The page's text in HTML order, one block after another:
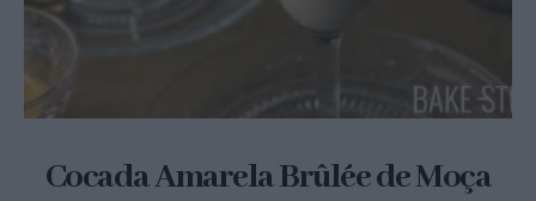
Cocada Amarela Brûlée de Moça